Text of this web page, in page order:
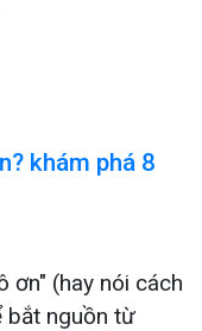
khám phá 8
ơn" (hay nói cách
bắt nguồn từ